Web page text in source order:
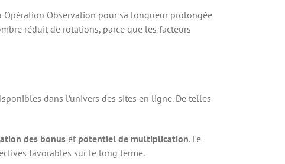
Opération Observation pour sa longueur prolongée
réduit de rotations, parce que les facteurs
dans l’univers des sites en ligne. De telles
des bonus et potentiel de multiplication. Le
favorables sur le long terme.